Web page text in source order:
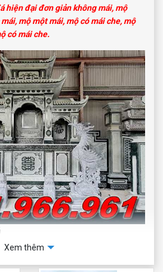
hiện đại đơn giản không mái, mộ
mộ một mái, mộ có mái che, mộ
có mái che.
Xem thêm